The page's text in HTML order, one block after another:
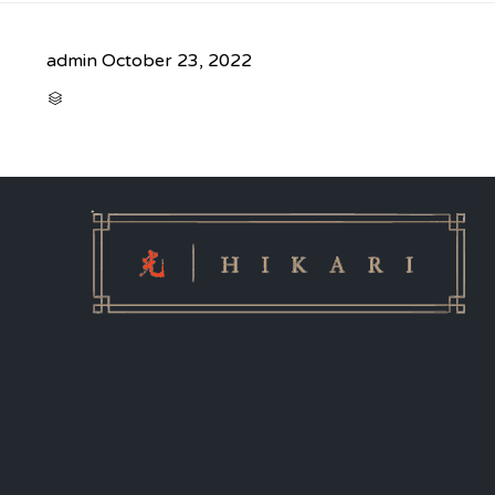
admin October 23, 2022
